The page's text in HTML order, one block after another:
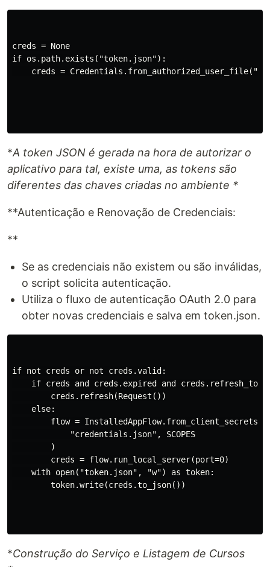
creds = None
if os.path.exists("token.json"):
creds =
*A token JSON é gerada na hora de autorizar o
aplicativo para tal, existe uma, as tokens são
diferentes das chaves criadas no ambiente *
**Autenticação e Renovação de Credenciais:
**
Se as credenciais não existem ou são inválidas,
o script solicita autenticação.
Utiliza o fluxo de autenticação OAuth 2.0 para
obter novas credenciais e salva em token.json.
if not creds or not creds.valid:
if creds and creds.expired and
        creds.refresh(Request())
    else:
flow =
            "credentials.json", SCOPES
        )
        creds = flow.run_local_server(port=0)
    with open("token.json", "w") as token:
        token.write(creds.to_json())
*Construção do Serviço e Listagem de Cursos